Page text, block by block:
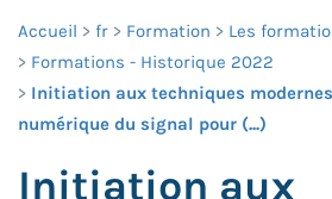
Accueil fr Formation
Les
Formations - Historique 2022
Initiation aux techniques
numérique du signal pour (...)
Initiation aux